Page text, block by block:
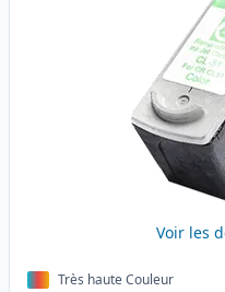
Voir les
Très haute Couleur